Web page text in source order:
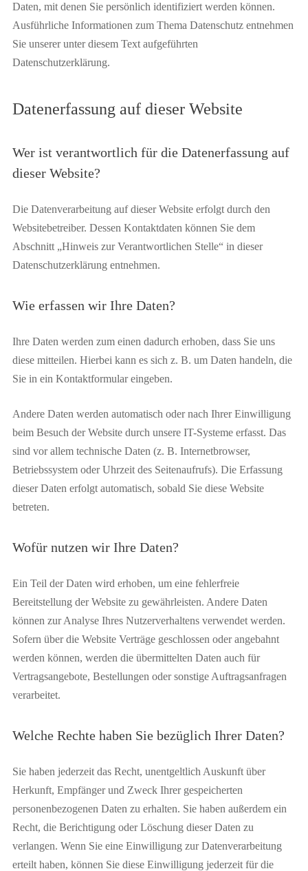
Daten, mit denen Sie persönlich identifiziert werden können.
Ausführliche Informationen zum Thema Datenschutz entnehmen
Sie unserer unter diesem Text aufgeführten
Datenschutzerklärung.
Datenerfassung auf dieser Website
Wer ist verantwortlich für die Datenerfassung auf
dieser Website?
Die Datenverarbeitung auf dieser Website erfolgt durch den
Websitebetreiber. Dessen Kontaktdaten können Sie dem
Abschnitt „Hinweis zur Verantwortlichen Stelle“ in dieser
Datenschutzerklärung entnehmen.
Wie erfassen wir Ihre Daten?
Ihre Daten werden zum einen dadurch erhoben, dass Sie uns
diese mitteilen. Hierbei kann es sich z. B. um Daten handeln, die
Sie in ein Kontaktformular eingeben.
Andere Daten werden automatisch oder nach Ihrer Einwilligung
beim Besuch der Website durch unsere IT-Systeme erfasst. Das
sind vor allem technische Daten (z. B. Internetbrowser,
Betriebssystem oder Uhrzeit des Seitenaufrufs). Die Erfassung
dieser Daten erfolgt automatisch, sobald Sie diese Website
betreten.
Wofür nutzen wir Ihre Daten?
Ein Teil der Daten wird erhoben, um eine fehlerfreie
Bereitstellung der Website zu gewährleisten. Andere Daten
können zur Analyse Ihres Nutzerverhaltens verwendet werden.
Sofern über die Website Verträge geschlossen oder angebahnt
werden können, werden die übermittelten Daten auch für
Vertragsangebote, Bestellungen oder sonstige Auftragsanfragen
verarbeitet.
Welche Rechte haben Sie bezüglich Ihrer Daten?
Sie haben jederzeit das Recht, unentgeltlich Auskunft über
Herkunft, Empfänger und Zweck Ihrer gespeicherten
personenbezogenen Daten zu erhalten. Sie haben außerdem ein
Recht, die Berichtigung oder Löschung dieser Daten zu
verlangen. Wenn Sie eine Einwilligung zur Datenverarbeitung
erteilt haben, können Sie diese Einwilligung jederzeit für die